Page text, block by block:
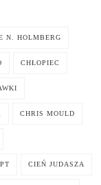
N. HOLMBERG
CHŁOPIEC
CHRIS MOULD
CIEŃ JUDASZA